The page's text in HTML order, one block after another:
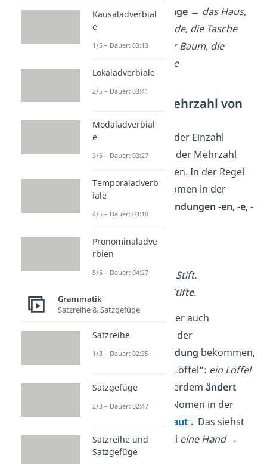
(abstrakte) Dinge → das Haus,
das Wochenende, die Tasche
Pflanzen →
der Baum, die
Blume, die Rose
Einzahl und Mehrzahl von
Nomen
Nomen können in der Einzahl
(Singular)oder in der Mehrzahl
vorkommen. In der Regel
erkennst du die Nomen in der
Endungen -en, -e, -
➡️Beispiele:
Ich habeeinen
Stift.
Stifte.
Wichtig:
Es gibt aber auch
Ausnahmen
, die in der
Mehrzahlkeine Endung bekommen,
etwa das Nomen „Löffel“: ein Löffel
→zwei Löffel . Außerdem ändert
sich bei manchen Nomen in der
Umlaut . Das siehst
du zum Beispiel bei eine Hand→
mehrere H
Kausaladverbial
e
1/5 – Dauer: 03:13
Lokaladverbiale
2/5 – Dauer: 03:41
Modaladverbial
e
3/5 – Dauer: 03:27
Temporaladverb
iale
4/5 – Dauer: 03:10
Pronominaladve
rbien
5/5 – Dauer: 04:27
Grammatik
Satzreihe & Satzgefüge
Satzreihe
1/3 – Dauer: 02:35
Satzgefüge
2/3 – Dauer: 02:47
Satzreihe und
Satzgefüge